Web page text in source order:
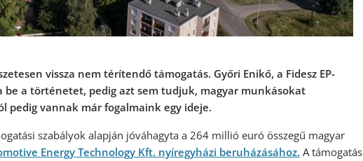
vissza nem térítendő támogatás. Győri Enikő, a Fidesz EP-
be a történetet, pedig azt sem tudjuk, magyar munkásokat
pedig vannak már fogalmaink egy ideje.
szabályok alapján jóváhagyta a 264 millió euró összegű magyar
Energy Technology Kft. nyíregyházi beruházásához. A támogatás